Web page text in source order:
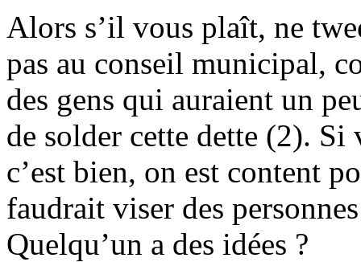
Alors s’il vous plaît, ne
pas au conseil municipal,
des gens qui auraient un
de solder cette dette (2). Si
c’est bien, on est content
faudrait viser des
Quelqu’un a des idées ?